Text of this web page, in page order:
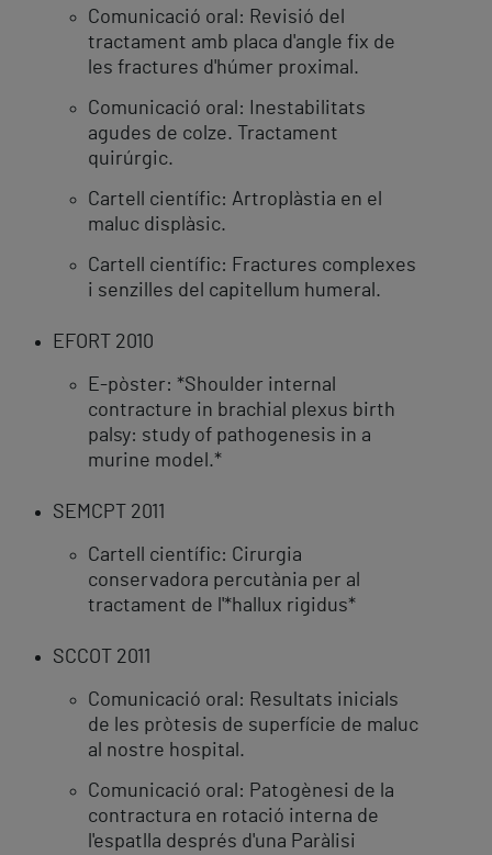
Comunicació oral: Revisió del
tractament amb placa d'angle fix de
les fractures d'húmer proximal.
Comunicació oral: Inestabilitats
agudes de colze. Tractament
quirúrgic.
Cartell científic: Artroplàstia en el
maluc displàsic.
Cartell científic: Fractures complexes
i senzilles del capitellum humeral.
EFORT 2010
E-pòster: *Shoulder internal
contracture in brachial plexus birth
palsy: study of pathogenesis in a
murine model.*
SEMCPT 2011
Cartell científic: Cirurgia
conservadora percutània per al
tractament de l'*hallux rigidus*
SCCOT 2011
Comunicació oral: Resultats inicials
de les pròtesis de superfície de maluc
al nostre hospital.
Comunicació oral: Patogènesi de la
contractura en rotació interna de
l'espatlla després d'una Paràlisi